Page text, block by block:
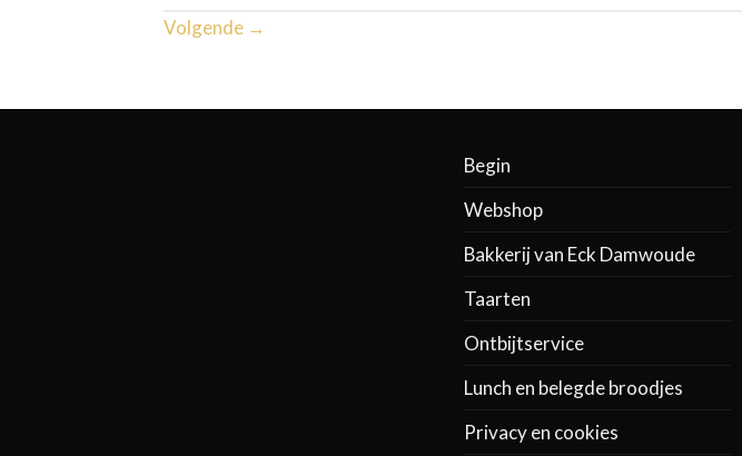
Volgende →
Begin
Webshop
Bakkerij van Eck Damwoude
Taarten
Ontbijtservice
Lunch en belegde broodjes
Privacy en cookies